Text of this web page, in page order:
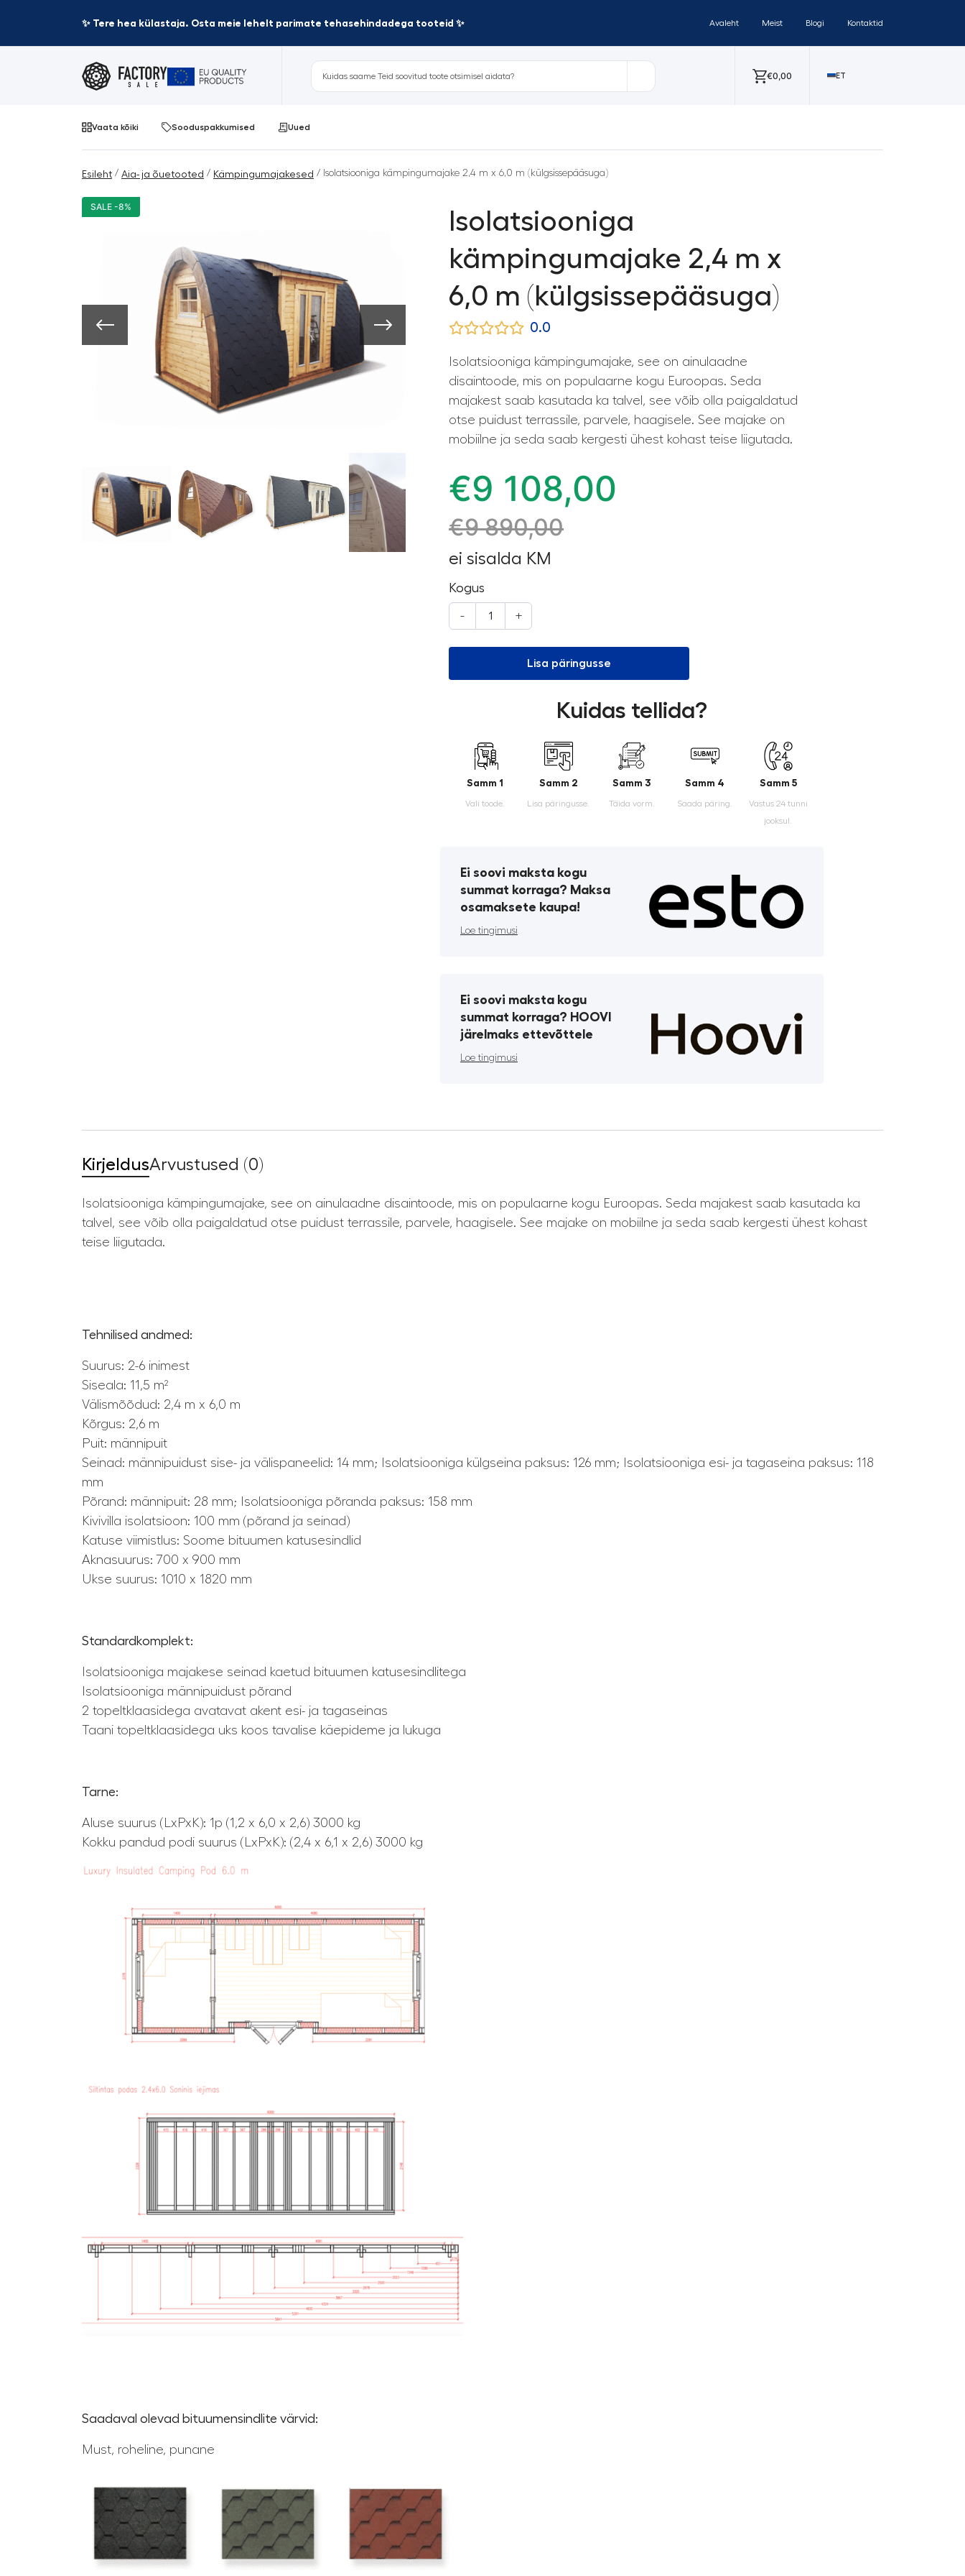
✨ Tere hea külastaja. Osta meie lehelt parimate tehasehindadega tooteid ✨ Avaleht Meist Blogi Kontaktid
€0,00 ET
Vaata kõiki Sooduspakkumised Uued
Esileht / Aia- ja õuetooted / Kämpingumajakesed / Isolatsiooniga kämpingumajake 2,4 m x 6,0 m (külgsissepääsuga)
SALE -8%
Isolatsiooniga
kämpingumajake 2,4 m x
6,0 m (külgsissepääsuga)
0.0
Isolatsiooniga kämpingumajake, see on ainulaadne
disaintoode, mis on populaarne kogu Euroopas. Seda
majakest saab kasutada ka talvel, see võib olla paigaldatud
otse puidust terrassile, parvele, haagisele. See majake on
mobiilne ja seda saab kergesti ühest kohast teise liigutada.
€9 108,00
€9 890,00
ei sisalda KM
Kogus
- +
Lisa päringusse
Kuidas tellida?
Samm 1
Vali toode.
Samm 2
Lisa päringusse.
Samm 3
Täida vorm.
Samm 4
Saada päring.
Samm 5
Vastus 24 tunni
jooksul.
Ei soovi maksta kogu
summat korraga? Maksa
osamaksete kaupa!
Loe tingimusi
Ei soovi maksta kogu
summat korraga? HOOVI
järelmaks ettevõttele
Loe tingimusi
KirjeldusArvustused (0)
Isolatsiooniga kämpingumajake, see on ainulaadne disaintoode, mis on populaarne kogu Euroopas. Seda majakest saab kasutada ka
talvel, see võib olla paigaldatud otse puidust terrassile, parvele, haagisele. See majake on mobiilne ja seda saab kergesti ühest kohast
teise liigutada.
Tehnilised andmed:
Suurus: 2-6 inimest
Siseala: 11,5 m²
Välismõõdud: 2,4 m x 6,0 m
Kõrgus: 2,6 m
Puit: männipuit
Seinad: männipuidust sise- ja välispaneelid: 14 mm; Isolatsiooniga külgseina paksus: 126 mm; Isolatsiooniga esi- ja tagaseina paksus: 118
mm
Põrand: männipuit: 28 mm; Isolatsiooniga põranda paksus: 158 mm
Kivivilla isolatsioon: 100 mm (põrand ja seinad)
Katuse viimistlus: Soome bituumen katusesindlid
Aknasuurus: 700 x 900 mm
Ukse suurus: 1010 x 1820 mm
Standardkomplekt:
Isolatsiooniga majakese seinad kaetud bituumen katusesindlitega
Isolatsiooniga männipuidust põrand
2 topeltklaasidega avatavat akent esi- ja tagaseinas
Taani topeltklaasidega uks koos tavalise käepideme ja lukuga
Tarne:
Aluse suurus (LxPxK): 1p (1,2 x 6,0 x 2,6) 3000 kg
Kokku pandud podi suurus (LxPxK): (2,4 x 6,1 x 2,6) 3000 kg
Saadaval olevad bituumensindlite värvid:
Must, roheline, punane